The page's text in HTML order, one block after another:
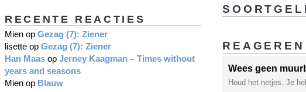
REAGEREN
Wees geen
Houd het netjes. Je
RECENTE REACTIES
Mien op Gezag (7): Ziener
lisette op Gezag (7): Ziener
Han Maas op Jerney Kaagman – Times without
years and seasons
Mien op Blauw